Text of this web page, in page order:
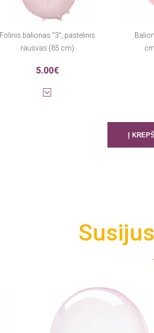
Folinis balionas "3", pastelinis
rausvas (85 cm)
5.00€
Į